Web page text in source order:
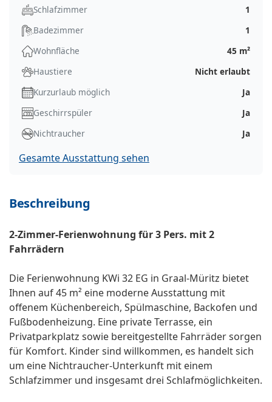
Schlafzimmer
1
Badezimmer
1
Wohnfläche
45 m²
Haustiere
Nicht erlaubt
Kurzurlaub möglich
Ja
Geschirrspüler
Ja
Nichtraucher
Ja
Gesamte Ausstattung sehen
Beschreibung
2-Zimmer-Ferienwohnung für 3 Pers. mit 2
Fahrrädern
Die Ferienwohnung KWi 32 EG in Graal-Müritz bietet
Ihnen auf 45 m² eine moderne Ausstattung mit
offenem Küchenbereich, Spülmaschine, Backofen und
Fußbodenheizung. Eine private Terrasse, ein
Privatparkplatz sowie bereitgestellte Fahrräder sorgen
für Komfort. Kinder sind willkommen, es handelt sich
um eine Nichtraucher-Unterkunft mit einem
Schlafzimmer und insgesamt drei Schlafmöglichkeiten.